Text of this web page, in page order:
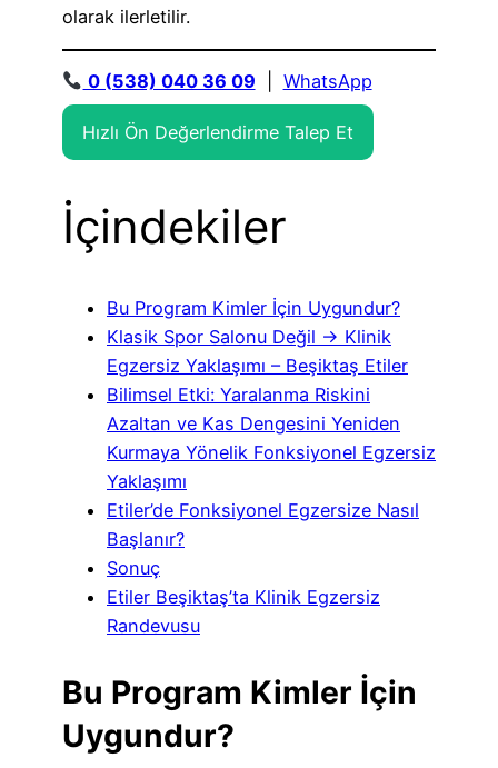
olarak ilerletilir.
0 (538) 040 36 09 WhatsApp
Hızlı Ön Değerlendirme Talep Et
İçindekiler
Bu Program Kimler İçin Uygundur?
Klasik Spor Salonu Değil → Klinik
Egzersiz Yaklaşımı – Beşiktaş Etiler
Bilimsel Etki: Yaralanma Riskini
Azaltan ve Kas Dengesini Yeniden
Kurmaya Yönelik Fonksiyonel Egzersiz
Yaklaşımı
Etiler’de Fonksiyonel Egzersize Nasıl
Başlanır?
Sonuç
Etiler Beşiktaş’ta Klinik Egzersiz
Randevusu
Bu Program Kimler İçin
Uygundur?